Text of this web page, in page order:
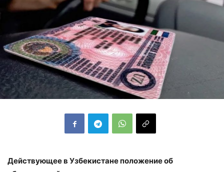
Действующее в Узбекистане положение об